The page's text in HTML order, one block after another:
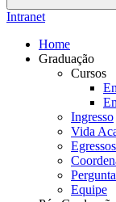
Intranet
Home
Graduação
Cursos
Ingresso
Vida
Egressos
Equipe